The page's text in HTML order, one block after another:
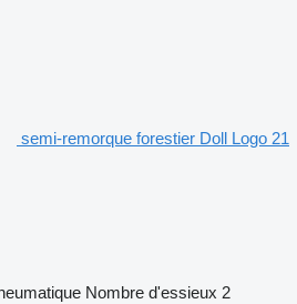
semi-remorque forestier Doll Logo 21
Nombre d'essieux 2